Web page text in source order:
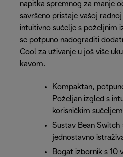
napitka spremnog za manje
savršeno pristaje vašoj
intuitivno sučelje s poželjnim
se potpuno nadograditi
Cool za uživanje u još više
kavom.
Kompaktan,
Poželjan izgled s
korisničkim sučeljem
Sustav Bean
jednostavno
Bogat izbornik s 10